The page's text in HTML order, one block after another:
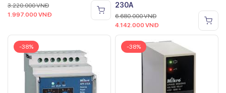
3.220.000VNĐ
1.997.000 VNĐ
230A
6.680.000VNĐ
4.142.000 VNĐ
-38% -38%